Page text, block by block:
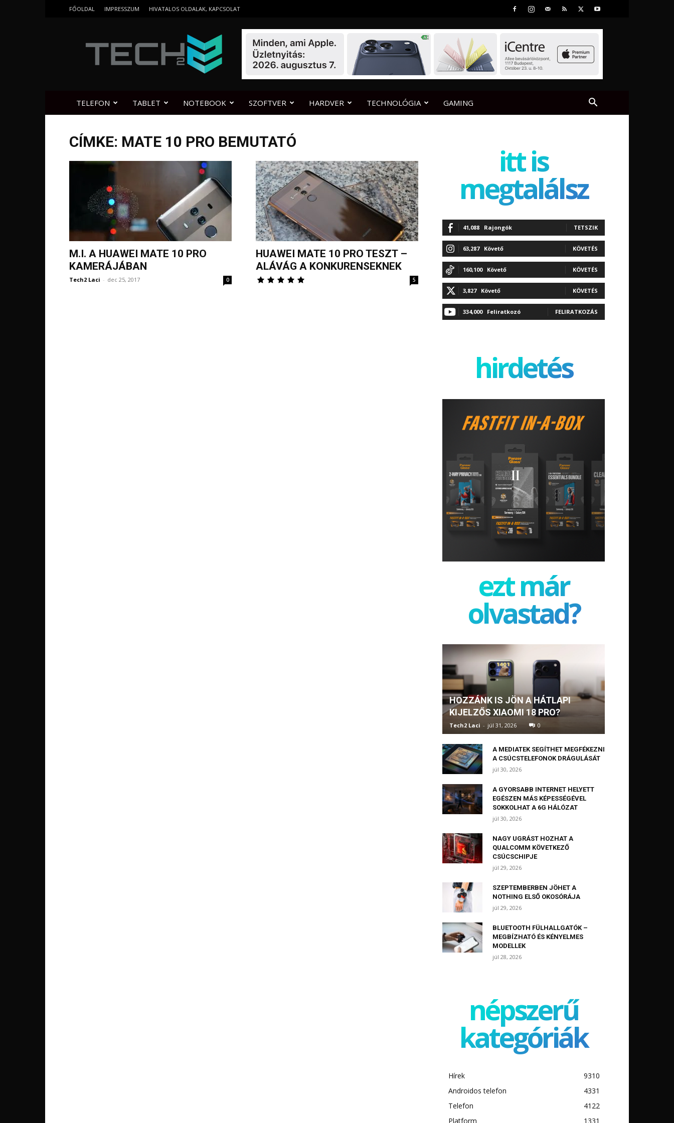
FŐOLDAL IMPRESSZUM HIVATALOS OLDALAK, KAPCSOLAT
TELEFON TABLET NOTEBOOK SZOFTVER HARDVER TECHNOLÓGIA GAMING
CÍMKE: MATE 10 PRO BEMUTATÓ
M.I. A HUAWEI MATE 10 PRO
KAMERÁJÁBAN
Tech2 Laci - dec 25, 2017 0
HUAWEI MATE 10 PRO TESZT –
ALÁVÁG A KONKURENSEKNEK
5
itt is
megtalálsz
41,088 Rajongók TETSZIK
63,287 Követő KÖVETÉS
160,100 Követő KÖVETÉS
3,827 Követő KÖVETÉS
334,000 Feliratkozó FELIRATKOZÁS
hirdetés
ezt már
olvastad?
HOZZÁNK IS JÖN A HÁTLAPI
KIJELZŐS XIAOMI 18 PRO?
Tech2 Laci - júl 31, 2026 0
A MEDIATEK SEGÍTHET MEGFÉKEZNI
A CSÚCSTELEFONOK DRÁGULÁSÁT
júl 30, 2026
A GYORSABB INTERNET HELYETT
EGÉSZEN MÁS KÉPESSÉGÉVEL
SOKKOLHAT A 6G HÁLÓZAT
júl 30, 2026
NAGY UGRÁST HOZHAT A
QUALCOMM KÖVETKEZŐ
CSÚCSCHIPJE
júl 29, 2026
SZEPTEMBERBEN JÖHET A
NOTHING ELSŐ OKOSÓRÁJA
júl 29, 2026
BLUETOOTH FÜLHALLGATÓK –
MEGBÍZHATÓ ÉS KÉNYELMES
MODELLEK
júl 28, 2026
népszerű
kategóriák
Hírek
9310
Androidos telefon
4331
Telefon
4122
Platform
1331